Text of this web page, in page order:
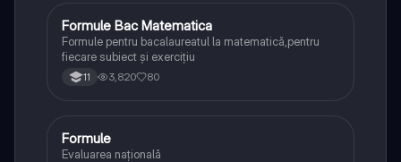
Matematică
Formule Bac Matematica
Formule pentru bacalaureatul la matematică,pentru
fiecare subiect și exercițiu
11 3,820 80
Matematică
Formule
Evaluarea națională